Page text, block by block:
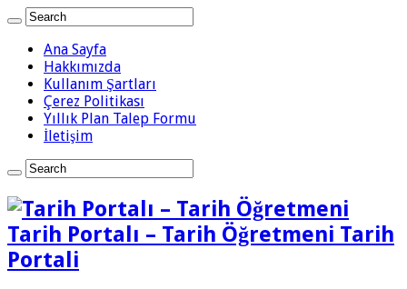
Ana Sayfa
Hakkımızda
Kullanım Şartları
Çerez Politikası
Yıllık Plan Talep Formu
İletişim
Tarih Portalı – Tarih Öğretmeni Tarih
Portali